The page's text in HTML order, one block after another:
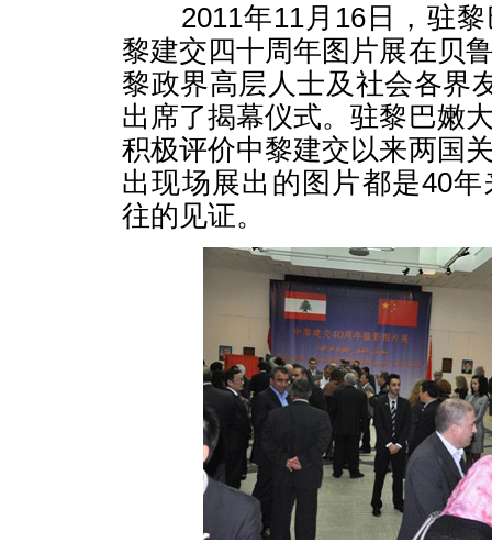
2011年11月16日，驻黎
黎建交四十周年图片展在贝
黎政界高层人士及社会各界
出席了揭幕仪式。驻黎巴嫩
积极评价中黎建交以来两国
出现场展出的图片都是40
往的见证。